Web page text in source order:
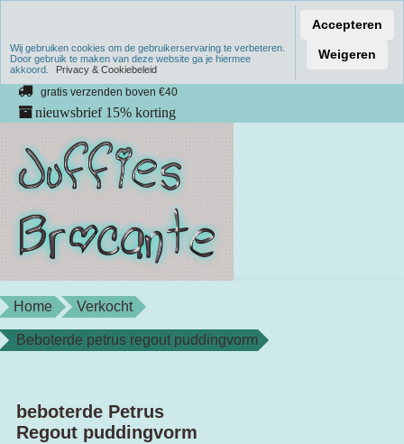
Verzenden binnen 1 werkdag
unieke producten
gratis verzenden boven €40
nieuwsbrief 15% korting
Home Verkocht
Beboterde petrus regout puddingvorm
beboterde Petrus
Regout puddingvorm
Wij gebruiken cookies om de gebruikerservaring te verbeteren.
Door gebruik te maken van deze website ga je hiermee
akkoord.
Privacy & Cookiebeleid
Accepteren
Weigeren